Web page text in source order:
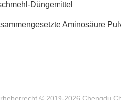
Düngemittel
Aminosäure
© 2019-2026 Chengdu